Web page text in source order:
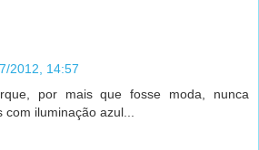
2012, 14:57
por mais que fosse moda, nunca
iluminação azul...